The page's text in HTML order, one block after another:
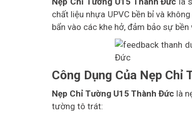
chất liệu nhựa UPVC bền bỉ và
bẩn vào các khe hở, đảm bảo sự
Công Dụng Của Nẹp Chỉ
Nẹp Chỉ Tường U15 Thành Đức là
tường tô trát: